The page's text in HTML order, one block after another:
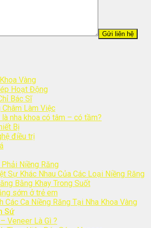
Vàng
Hoạt Động
Bác Sĩ
Làm Việc
là nha khoa có tâm – có tầm?
Bị
điều trị
Niềng Răng
Sự Khác Nhau Của Các Loại Niềng Răng
Bằng Khay Trong Suốt
sớm ở trẻ em
Các Ca Niềng Răng Tại Nha Khoa Vàng
Sứ
Veneer Là Gì ?